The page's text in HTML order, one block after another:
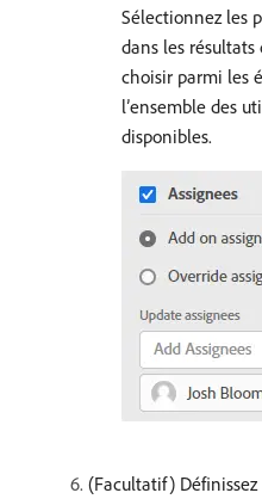
Sélectionnez les
dans les résultats
choisir parmi les
l’ensemble des
disponibles.
(Facultatif)